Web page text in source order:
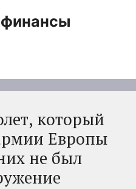
финансы
который
Европы
не был